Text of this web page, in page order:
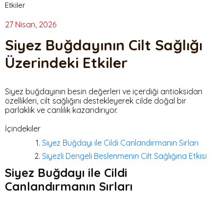
Etkiler
27 Nisan, 2026
Siyez Buğdayının Cilt Sağlığı
Üzerindeki Etkiler
Siyez buğdayının besin değerleri ve içerdiği antioksidan
özellikleri, cilt sağlığını destekleyerek cilde doğal bir
parlaklık ve canlılık kazandırıyor.
İçindekiler
Siyez Buğdayı ile Cildi Canlandırmanın Sırları
Siyezli Dengeli Beslenmenin Cilt Sağlığına Etkisi
Siyez Buğdayı ile Cildi
Canlandırmanın Sırları